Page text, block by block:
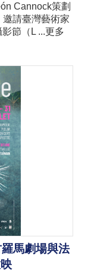
Cannock策劃
邀請臺灣藝術家
節（L ...更多
馬劇場與法